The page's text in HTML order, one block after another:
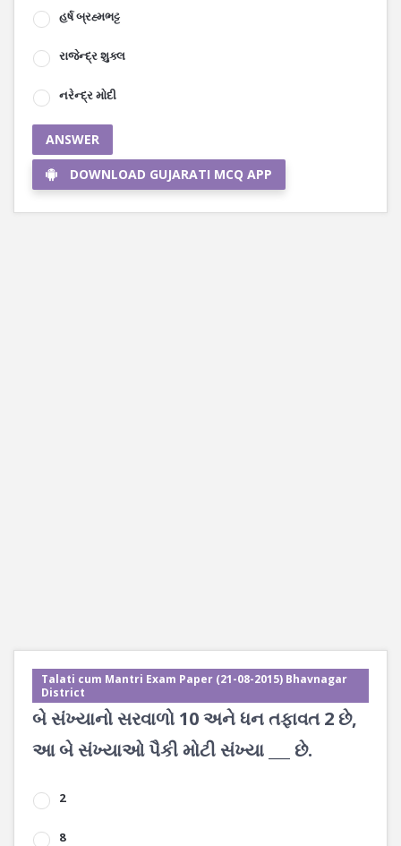
હર્ષ બ્રહ્મભટ્ટ
રાજેન્દ્ર શુક્લ
નરેન્દ્ર મોદી
ANSWER
DOWNLOAD GUJARATI MCQ APP
Talati cum Mantri Exam Paper (21-08-2015) Bhavnagar
District
બે સંખ્યાનો સરવાળો 10 અને ધન તફાવત 2 છે,
આ બે સંખ્યાઓ પૈકી મોટી સંખ્યા ___ છે.
2
8